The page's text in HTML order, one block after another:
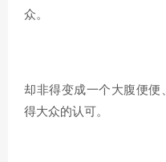
众。
却非得变成一个 大腹便便
得大众的认可。